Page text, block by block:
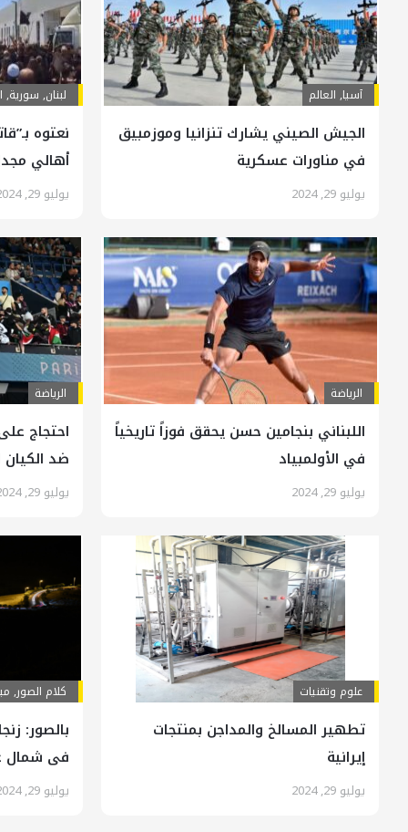
آسیا, العالم
الجيش الصيني يشارك تنزانيا وموزمبيق
في مناورات عسكرية
يوليو 29, 2024
لبنان, سورية,
نعتوه
أهالي
يوليو 29, 2024
الرياضة
اللبناني بنجامين حسن يحقق فوزاً تاريخياً
في الأولمبياد
يوليو 29, 2024
الرياضة
احتجاج
ضد
يوليو 29, 2024
علوم وتقنيات
تطهير المسالخ والمداجن بمنتجات
إيرانية
يوليو 29, 2024
کلام الصور,
بالصور:
فی شمال
يوليو 29, 2024